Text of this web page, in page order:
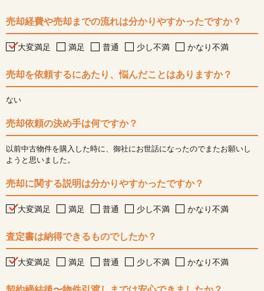
売却経費や売却までの流れは分かりやすかったですか？
大変満足 満足 普通 少し不満 かなり不満
売却を依頼するにあたり、悩んだことはありますか？
ない
売却依頼の決め手は何ですか？
以前中古物件を購入した時に、御社にお世話になったのでまたお願いし
ようと思いました。
売却に関する説明は分かりやすかったですか？
大変満足 満足 普通 少し不満 かなり不満
査定書は納得できるものでしたか？
大変満足 満足 普通 少し不満 かなり不満